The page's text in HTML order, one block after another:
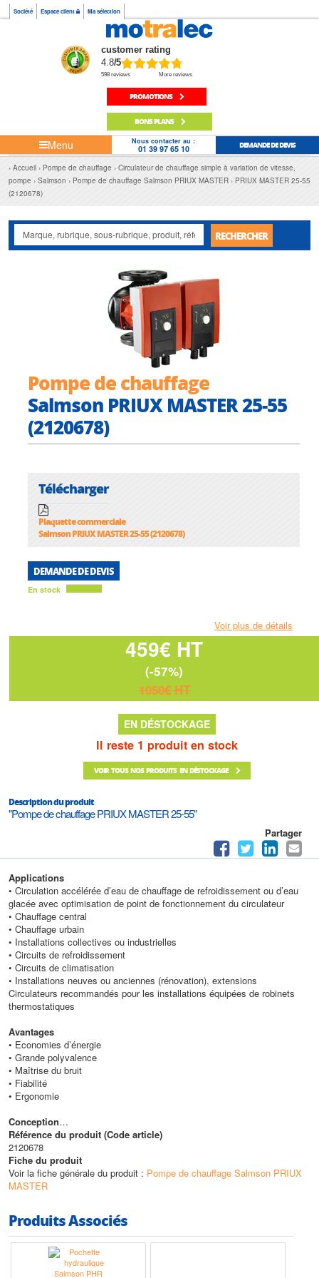
Société Espace client Ma sélection
customer rating
4.8/5
598 reviews More reviews
PROMOTIONS
BONS PLANS
Menu Nous contacter au :
01 39 97 65 10 DEMANDE DE DEVIS
Accueil Pompe de chauffage
Circulateur de chauffage simple à variation de vitesse,
pompe
Salmson Pompe de chauffage Salmson PRIUX MASTER
PRIUX MASTER 25-55
(2120678)
RECHERCHER
Pompe de chauffage
Salmson PRIUX MASTER 25-55
(2120678)
Télécharger
Plaquette commerciale
Salmson PRIUX MASTER 25-55 (2120678)
DEMANDE DE DEVIS
En stock
459€ HT
(-57%)
1050€ HT
EN DÉSTOCKAGE
Il reste 1 produit en stock
VOIR TOUS NOS PRODUITS EN DÉSTOCKAGE
Description du produit
"Pompe de chauffage PRIUX MASTER 25-55"
Partager
Applications
• Circulation accélérée d’eau de chauffage de refroidissement ou d’eau
glacée avec optimisation de point de fonctionnement du circulateur
• Chauffage central
• Chauffage urbain
• Installations collectives ou industrielles
• Circuits de refroidissement
• Circuits de climatisation
• Installations neuves ou anciennes (rénovation), extensions
Circulateurs recommandés pour les installations équipées de robinets
thermostatiques
Avantages
• Economies d’énergie
• Grande polyvalence
• Maîtrise du bruit
• Fiabilité
• Ergonomie
Conception
Partie hydraulique
• Corps simples ou doubles à union ou à brides. Tracé interne de la
volute et roue en 3D pour une optimisation max des performances
hydrauliques
• Un joint de roue entre corps de pompe et roue améliore encore les
• Le corps de pompe est entièrement revêtu par traitement cataphorèse
pour résister à la corrosion
• Monophasé 230 V – 50/60 Hz
Voir plus de détails
Référence du produit (Code article)
2120678
Fiche du produit
Voir la fiche générale du produit : Pompe de chauffage Salmson PRIUX
MASTER
Produits Associés